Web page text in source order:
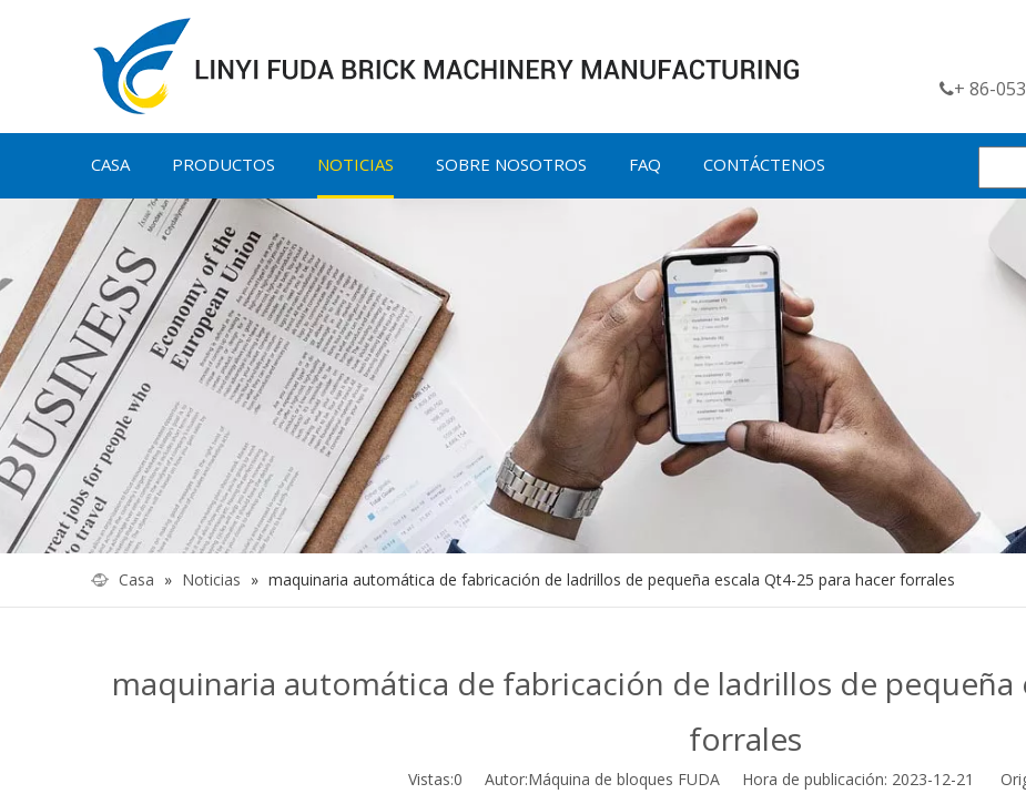
+ 86-
CASA PRODUCTOS NOTICIAS SOBRE NOSOTROS FAQ CONTÁCTENOS
Casa » Noticias » maquinaria automática de fabricación de ladrillos de pequeña escala Qt4-25 para hacer forrales
maquinaria automática de fabricación de ladrillos de pequeña
forrales
Vistas:0 Autor:Máquina de bloques FUDA Hora de publicación: 2023-12-21